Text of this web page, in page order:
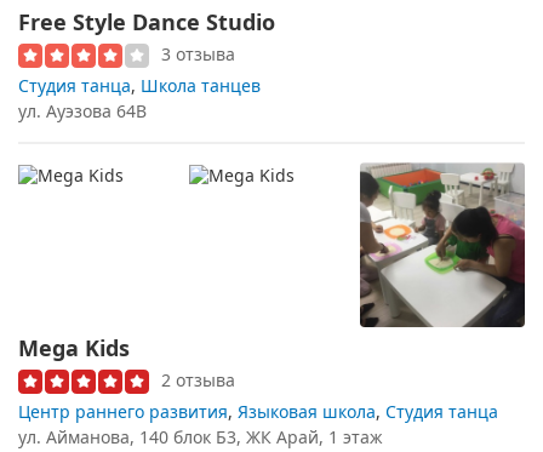
Free Style Dance Studio
3 отзыва
Студия танца, Школа танцев
ул. Ауэзова 64В
Mega Kids
2 отзыва
Центр раннего развития, Языковая школа, Студия танца
ул. Айманова, 140 блок Б3, ЖК Арай, 1 этаж